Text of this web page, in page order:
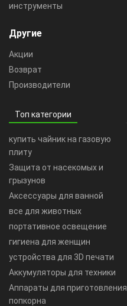
инструменты
Другие
Акции
Возврат
Производители
Топ категории
купить чайник на газовую
плиту
Защита от насекомых и
грызунов
Аксессуары для ванной
все для животных
портативное освещение
гигиена для женщин
устройства для 3D печати
Аккумуляторы для техники
Аппараты для приготовления
попкорна